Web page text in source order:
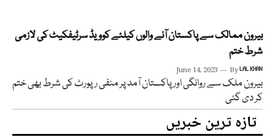
بیرون ممالک سے پاکستان آنے والوں کیلئے کوویڈ سرٹیفکیٹ کی لازمی
شرط ختم
June 14, 2023 ByLAL KHAN
بیرون ملک سے روانگی اور پاکستان آمد پر منفی رپورٹ کی شرط بھی ختم
کر دی گئی
تازہ ترین خبریں